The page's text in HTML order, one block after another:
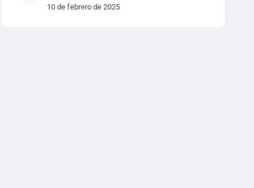
10 de febrero de 2025